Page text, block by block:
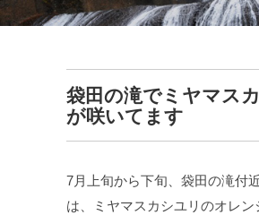
袋田の滝でミヤマス
が咲いてます
7月上旬から下旬、袋田の滝付
は、ミヤマスカシユリのオレン